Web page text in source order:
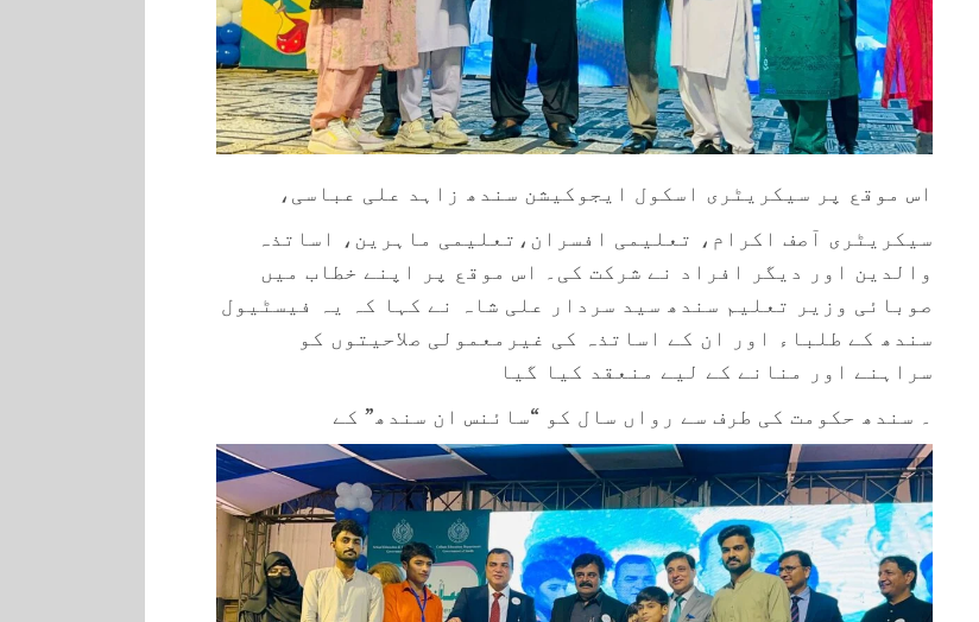
اس موقع پر سیکریٹری اسکول ایجوکیشن سندھ زاہد علی عباسی،
سیکریٹری آصف اکرام، تعلیمی افسران،تعلیمی ماہرین، اساتذہ
والدین اور دیگر افراد نے شرکت کی۔ اس موقع پر اپنے خطاب میں
صوبائی وزیر تعلیم سندھ سید سردار علی شاہ نے کہا کہ یہ فیسٹیول
سندھ کے طلباء اور ان کے اساتذہ کی غیرمعمولی صلاحیتوں کو
سراہنے اور منانے کے لیے منعقد کیا گیا
۔ سندھ حکومت کی طرف سے رواں سال کو “سائنس ان سندھ” کے